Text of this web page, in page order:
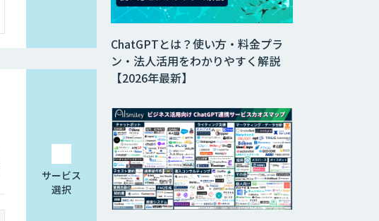
サービス
選択
ChatGPTとは？使い方・料金プラ
ン・法人活用をわかりやすく解説
【2026年最新】